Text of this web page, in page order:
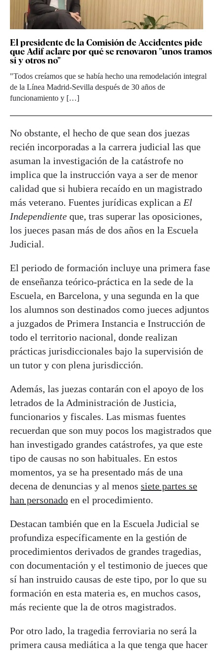
El presidente de la Comisión de Accidentes pide
que Adif aclare por qué se renovaron "unos tramos
sí y otros no"
"Todos creíamos que se había hecho una remodelación integral
de la Línea Madrid-Sevilla después de 30 años de
funcionamiento y […]
No obstante, el hecho de que sean dos juezas
recién incorporadas a la carrera judicial las que
asuman la investigación de la catástrofe no
implica que la instrucción vaya a ser de menor
calidad que si hubiera recaído en un magistrado
más veterano. Fuentes jurídicas explican a El
Independiente que, tras superar las oposiciones,
los jueces pasan más de dos años en la Escuela
Judicial.
El periodo de formación incluye una primera fase
de enseñanza teórico-práctica en la sede de la
Escuela, en Barcelona, y una segunda en la que
los alumnos son destinados como jueces adjuntos
a juzgados de Primera Instancia e Instrucción de
todo el territorio nacional, donde realizan
prácticas jurisdiccionales bajo la supervisión de
un tutor y con plena jurisdicción.
Además, las juezas contarán con el apoyo de los
letrados de la Administración de Justicia,
funcionarios y fiscales. Las mismas fuentes
recuerdan que son muy pocos los magistrados que
han investigado grandes catástrofes, ya que este
tipo de causas no son habituales. En estos
momentos, ya se ha presentado más de una
decena de denuncias y al menos siete partes se
han personado en el procedimiento.
Destacan también que en la Escuela Judicial se
profundiza específicamente en la gestión de
procedimientos derivados de grandes tragedias,
con documentación y el testimonio de jueces que
sí han instruido causas de este tipo, por lo que su
formación en esta materia es, en muchos casos,
más reciente que la de otros magistrados.
Por otro lado, la tragedia ferroviaria no será la
primera causa mediática a la que tenga que hacer